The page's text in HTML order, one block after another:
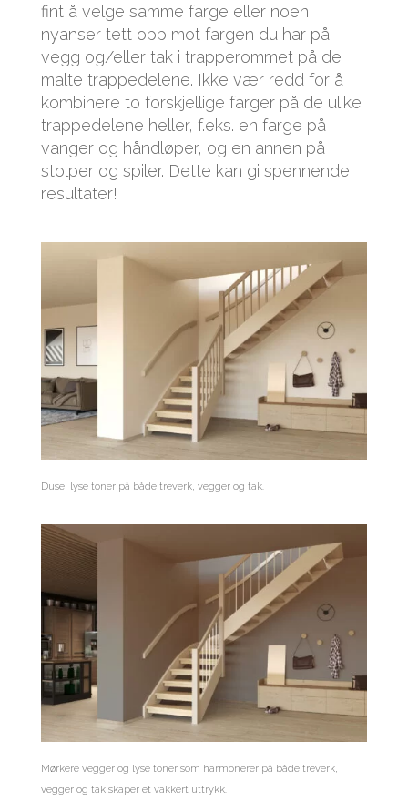
fint å velge samme farge eller noen
nyanser tett opp mot fargen du har på
vegg og/eller tak i trapperommet på de
malte trappedelene. Ikke vær redd for å
kombinere to forskjellige farger på de ulike
trappedelene heller, f.eks. en farge på
vanger og håndløper, og en annen på
stolper og spiler. Dette kan gi spennende
resultater!
Duse, lyse toner på både treverk, vegger og tak.
Mørkere vegger og lyse toner som harmonerer på både treverk,
vegger og tak skaper et vakkert uttrykk.